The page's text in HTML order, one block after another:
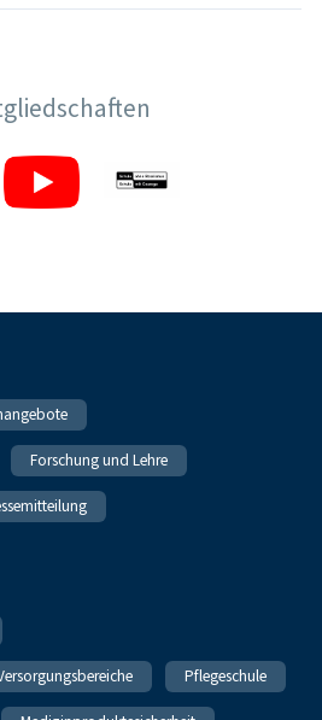
Forschung und Lehre
Pflegeschule